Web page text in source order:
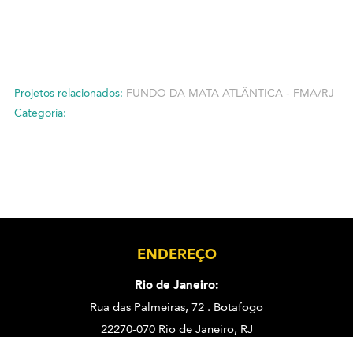
Projetos relacionados: FUNDO DA MATA ATLÂNTICA - FMA/RJ
Categoria:
ENDEREÇO
Rio de Janeiro:
Rua das Palmeiras, 72 . Botafogo
22270-070 Rio de Janeiro, RJ